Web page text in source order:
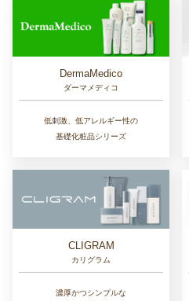
DermaMedico
ダーマメディコ
低刺激、低アレルギー性の
基礎化粧品シリーズ
CLIGRAM
カリグラム
濃厚かつシンプルな